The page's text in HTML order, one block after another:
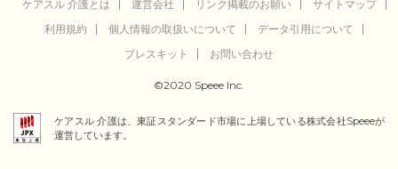
ケアスル 介護とは 運営会社 リンク掲載のお願い
サイトマップ
利用規約
個人情報の取扱いについて
データ引用について
プレスキット
お問い合わせ
©2020 Speee Inc.
ケアスル 介護は、東証スタンダード市場に上場している株式会社Speeeが
運営しています。